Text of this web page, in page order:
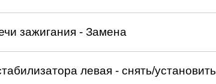
зажигания - Замена
левая - снять/установить